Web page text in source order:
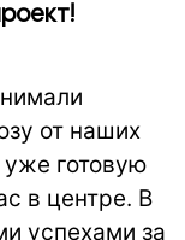
от наших
готовую
в центре. В
успехами за